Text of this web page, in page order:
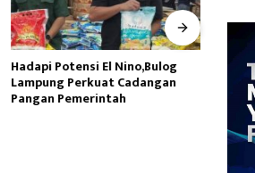
Hadapi Potensi El Nino,Bulog
Lampung Perkuat Cadangan
Pangan Pemerintah